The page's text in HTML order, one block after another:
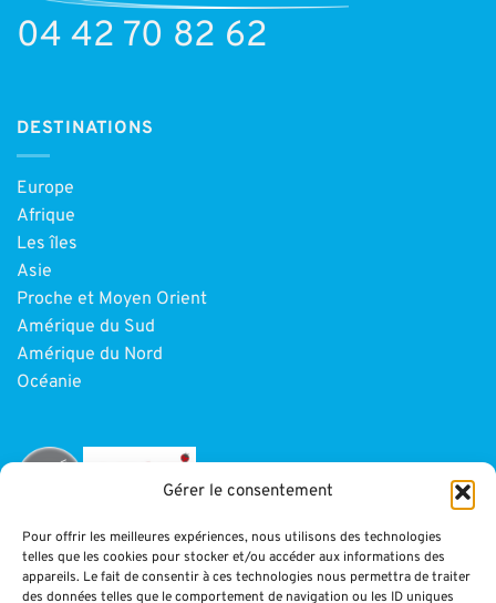
Gérer le consentement
Pour offrir les meilleures expériences, nous utilisons des technologies
telles que les cookies pour stocker et/ou accéder aux informations des
appareils. Le fait de consentir à ces technologies nous permettra de traiter
des données telles que le comportement de navigation ou les ID uniques
04 42 70 82 62
DESTINATIONS
Europe
Afrique
Les îles
Asie
Proche et Moyen Orient
Amérique du Sud
Amérique du Nord
Océanie
INFORMATIONS